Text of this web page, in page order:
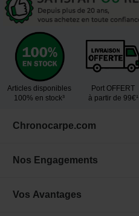
Articles disponibles
100% en stock³
Port OFFERT
à partir de 99€¹
Chronocarpe.com
Nos Engagements
Vos Avantages